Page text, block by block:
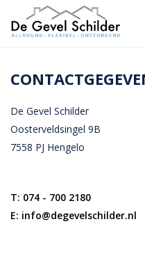
De Gevel Schilder
Oosterveldsingel 9B
7558 PJ Hengelo
T: 074 - 700 2180
E: info@degevelschilder.nl